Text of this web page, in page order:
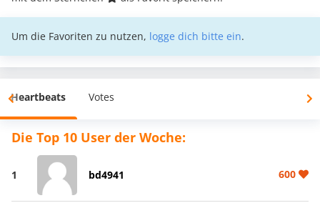
Um die Favoriten zu nutzen, logge dich bitte ein.
Heartbeats Votes
Die Top 10 User der Woche:
1 bd4941 600